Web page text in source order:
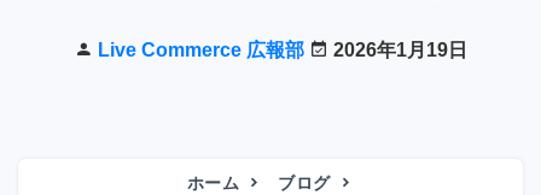
Live Commerce 広報部 2026年1月19日
ホーム
ブログ